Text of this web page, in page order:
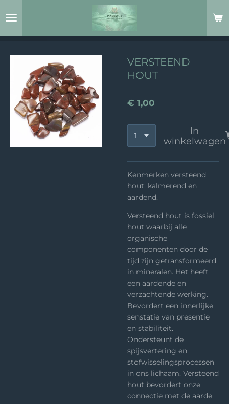
direct
hoofdinhoud
VERSTEEND
HOUT
€ 1,00
In
winkelwagen
Kenmerken versteend
hout: kalmerend en
aardend.
Versteend hout is fossiel
hout waarbij alle
organische
componenten door de
tijd zijn getransformeerd
in mineralen. Het heeft
een aardende en
verzachtende werking.
Bevordert een innerlijke
senstatie van presentie
en stabiliteit.
Ondersteunt de
spijsvertering en
stofwisselingsprocessen
in ons lichaam. Versteend
hout bevordert onze
connectie met de aarde